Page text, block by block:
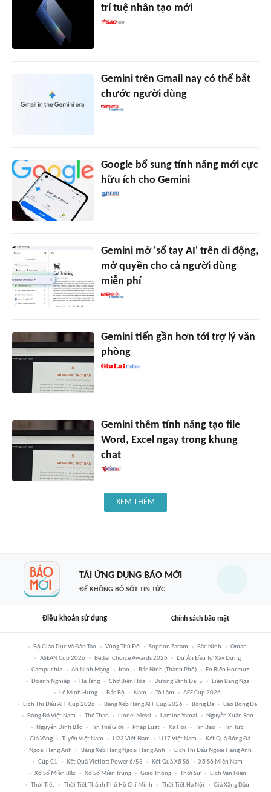
trí tuệ nhân tạo mới
Gemini trên Gmail nay có thể bắt
chước người dùng
Google bổ sung tính năng mới cực
hữu ích cho Gemini
Gemini mở 'sổ tay AI' trên di động,
mở quyền cho cả người dùng
miễn phí
Gemini tiến gần hơn tới trợ lý văn
phòng
Gemini thêm tính năng tạo file
Word, Excel ngay trong khung
chat
XEM THÊM
TẢI ỨNG DỤNG BÁO MỚI
ĐỂ KHÔNG BỎ SÓT TIN TỨC
Điều khoản sử dụng Chính sách bảo mật
Bộ Giáo Dục Và Đào Tạo Vùng Thủ Đô Sophon Zaram Bắc Ninh
Oman
ASEAN Cup 2026
Better Choice Awards 2026
Dự Án Đầu Tư Xây Dựng
Campuchia
An Ninh Mạng Iran Bắc Ninh (thành Phố)
Eo Biển Hormuz
Doanh Nghiệp
Hạ Tầng Chợ Biên Hòa Đường Vành Đai 5
Liên Bang Nga
Lê Minh Hưng
Bắc Bộ Năm Tô Lâm
AFF Cup 2026
Lịch Thi Đấu AFF Cup 2026
Bảng Xếp Hạng AFF Cup 2026 Bóng Đá
Báo Bóng Đá
Bóng Đá Việt Nam
Thể Thao Lionel Messi Lamine Yamal
Nguyễn Xuân Son
Nguyễn Đình Bắc
Tin Thế Giới Pháp Luật Xã Hội Tin Bão
Tin Tức
Giá Vàng
Tuyển Việt Nam U23 Việt Nam U17 Việt Nam
Kết Quả Bóng Đá
Ngoại Hạng Anh
Bảng Xếp Hạng Ngoại Hạng Anh
Lịch Thi Đấu Ngoại Hạng Anh
Cúp C1
Kết Quả Vietlott Power 6/55 Kết Quả Xổ Số
Xổ Số Miền Nam
Xổ Số Miền Bắc
Xổ Số Miền Trung Giao Thông Thời Sự
Lịch Vạn Niên
Thời Tiết
Thời Tiết Thành Phố Hồ Chí Minh Thời Tiết Hà Nội Giá Xăng Dầu